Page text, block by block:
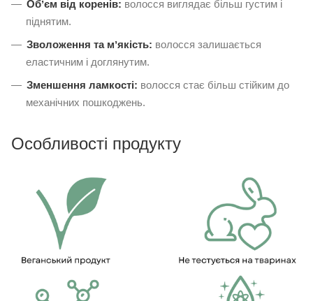
Обʼєм від коренів: волосся виглядає більш густим і
піднятим.
Зволоження та мʼякість: волосся залишається
еластичним і доглянутим.
Зменшення ламкості: волосся стає більш стійким до
механічних пошкоджень.
Особливості продукту